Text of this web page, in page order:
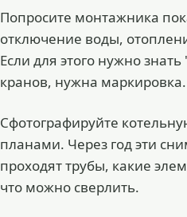
Попросите монтажника
отключение воды,
Если для этого нужно
кранов, нужна маркировка.
Сфотографируйте
планами. Через год эти
проходят трубы, какие
что можно сверлить.